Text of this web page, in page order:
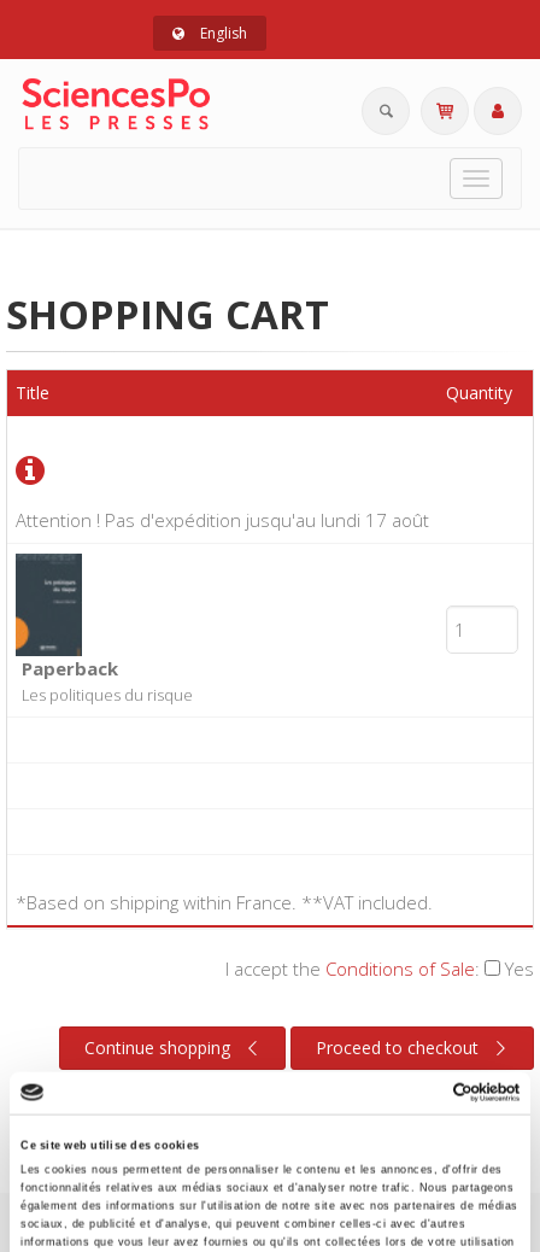
Ce site web utilise des cookies
Les cookies nous permettent de personnaliser le contenu et les annonces, d'offrir des
fonctionnalités relatives aux médias sociaux et d'analyser notre trafic. Nous partageons
également des informations sur l'utilisation de notre site avec nos partenaires de médias
sociaux, de publicité et d'analyse, qui peuvent combiner celles-ci avec d'autres
informations que vous leur avez fournies ou qu'ils ont collectées lors de votre utilisation
English
Toggle
SHOPPING CART
Attention ! Pas d'expédition jusqu'au lundi 17 août
Title Quantity
Paperback
Les politiques du risque
*Based on shipping within France. **VAT included.
I accept the Conditions of Sale: Yes
Continue shopping Proceed to checkout